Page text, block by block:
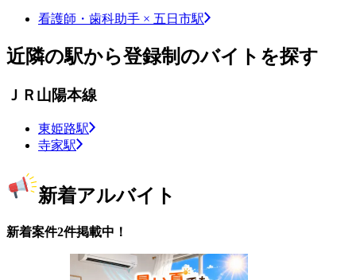
看護師・歯科助手 × 五日市駅
近隣の駅から登録制のバイトを探す
ＪＲ山陽本線
東姫路駅
寺家駅
新着アルバイト
新着案件2件掲載中！